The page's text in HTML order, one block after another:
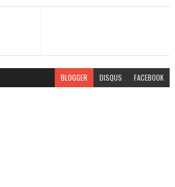
BLOGGER DISQUS FACEBOOK